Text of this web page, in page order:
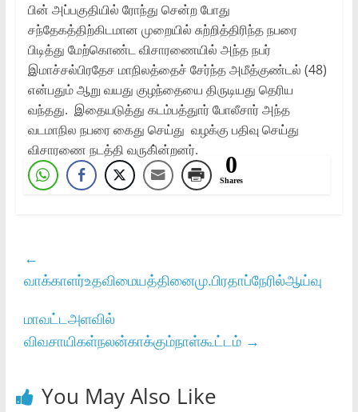
பின் அப்பகுதியில் ரோந்து சென்ற போது
சந்தேகத்திற்கிடமான முறையில் சுற்றித்திரிந்த நபரை
பிடித்து மேற்கொண்ட விசாரணையில் அந்த நபர்
இமாச்சல்பிரதேச மாநிலத்தைச் சேர்ந்த அமீத்குண்டல் (48)
என்பதும் ஆறு வயது குழந்தையை திருடியது தெரிய
வந்தது. இதையடுத்து கடம்பத்துார் போலீசார் அந்த
வடமாநில நபரை கைது செய்து வழக்கு பதிவு செய்து
விசாரணை நடத்தி வருகி்ன்றனர்.
0
Shares
←
வாக்காளர்உதவிமையத்தினைமு.பிரதாப்நேரில்ஆய்வு
மாவட்டஅளவில்
விவசாயிகள்நலன்காக்கும்நாள்கூட்டம் →
You May Also Like